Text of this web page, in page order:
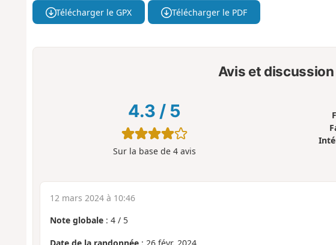
Télécharger le GPX Télécharger le PDF
Avis et discussion
4.3 / 5
Sur la base de 4avis
12 mars 2024 à 10:46
Note globale: 4/ 5